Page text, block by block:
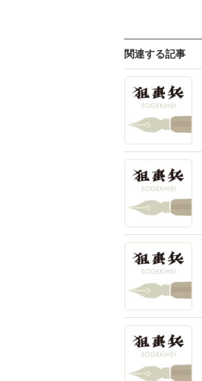
関連する記事